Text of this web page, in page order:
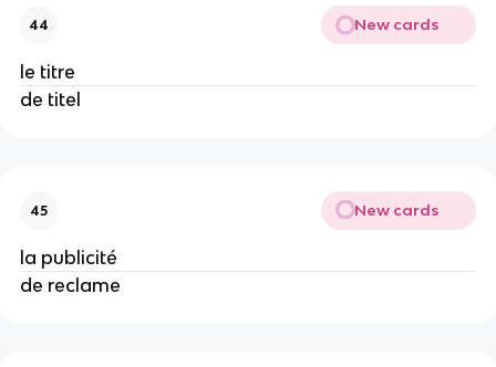
44 New cards
le titre
de titel
45 New cards
la publicité
de reclame